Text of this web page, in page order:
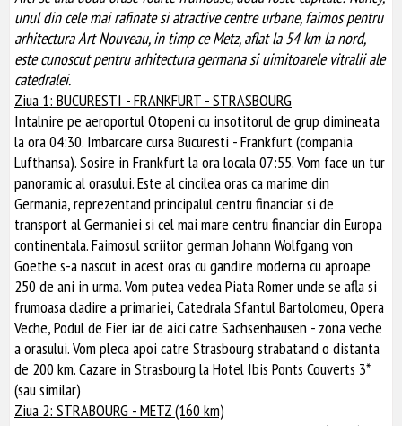
unul din cele mai rafinate si atractive centre urbane, faimos pentru
arhitectura Art Nouveau, in timp ce Metz, aflat la 54 km la nord,
este cunoscut pentru arhitectura germana si uimitoarele vitralii ale
catedralei.
Ziua 1: BUCURESTI - FRANKFURT - STRASBOURG
Intalnire pe aeroportul Otopeni cu insotitorul de grup dimineata
la ora 04:30. Imbarcare cursa Bucuresti - Frankfurt (compania
Lufthansa). Sosire in Frankfurt la ora locala 07:55. Vom face un tur
panoramic al orasului. Este al cincilea oras ca marime din
Germania, reprezentand principalul centru financiar si de
transport al Germaniei si cel mai mare centru financiar din Europa
continentala. Faimosul scriitor german Johann Wolfgang von
Goethe s-a nascut in acest oras cu gandire moderna cu aproape
250 de ani in urma. Vom putea vedea Piata Romer unde se afla si
frumoasa cladire a primariei, Catedrala Sfantul Bartolomeu, Opera
Veche, Podul de Fier iar de aici catre Sachsenhausen - zona veche
a orasului. Vom pleca apoi catre Strasbourg strabatand o distanta
de 200 km. Cazare in Strasbourg la Hotel Ibis Ponts Couverts 3*
(sau similar)
Ziua 2: STRABOURG - METZ (160 km)